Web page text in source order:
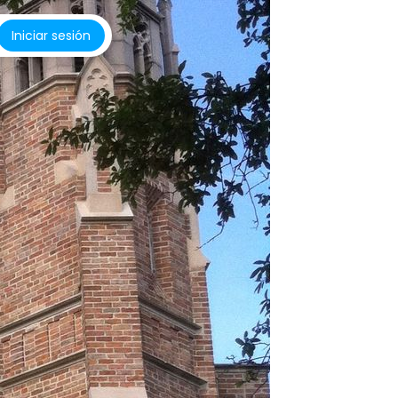
Iniciar sesión